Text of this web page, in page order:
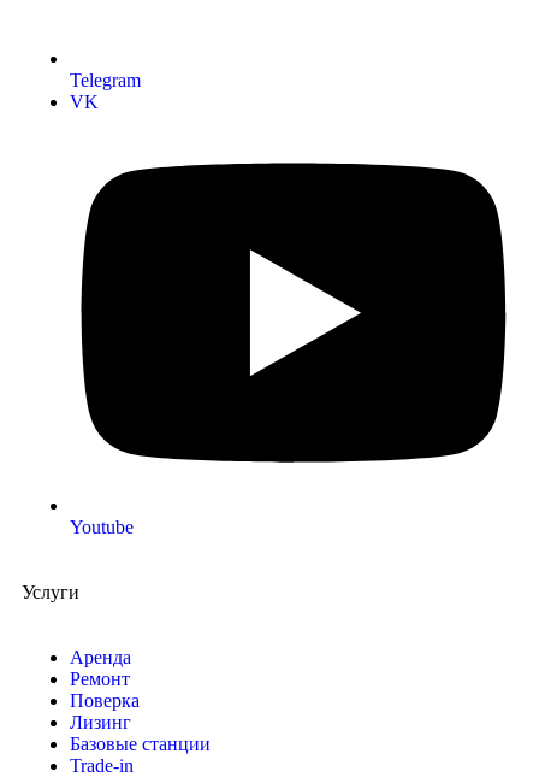
Telegram
VK
Youtube
Услуги
Аренда
Ремонт
Поверка
Лизинг
Базовые станции
Trade-in